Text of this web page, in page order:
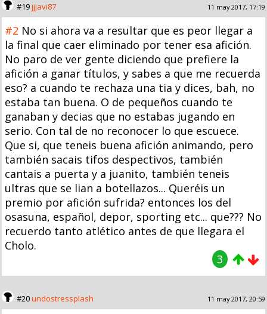
#19jjjavi87 11 may 2017, 17:19
#2 No si ahora va a resultar que es peor llegar a
la final que caer eliminado por tener esa afición.
No paro de ver gente diciendo que prefiere la
afición a ganar títulos, y sabes a que me recuerda
eso? a cuando te rechaza una tia y dices, bah, no
estaba tan buena. O de pequeños cuando te
ganaban y decias que no estabas jugando en
serio. Con tal de no reconocer lo que escuece.
Que si, que teneis buena afición animando, pero
también sacais tifos despectivos, también
cantais a puerta y a juanito, también teneis
ultras que se lian a botellazos... Queréis un
premio por afición sufrida? entonces los del
osasuna, español, depor, sporting etc... que??? No
recuerdo tanto atlético antes de que llegara el
Cholo.
3
#20undostressplash 11 may 2017, 20:59